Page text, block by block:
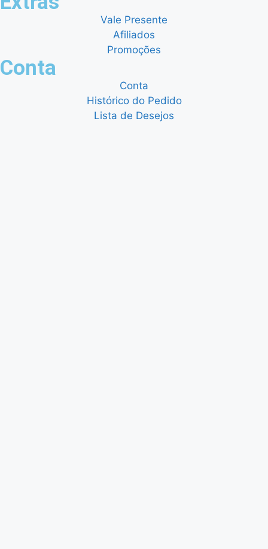
Vale Presente
Afiliados
Promoções
Conta
Conta
Histórico do Pedido
Lista de Desejos